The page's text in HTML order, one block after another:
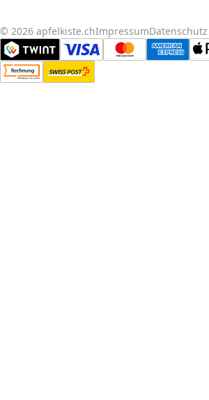
© 2026 apfelkiste.chImpressumDatenschutz